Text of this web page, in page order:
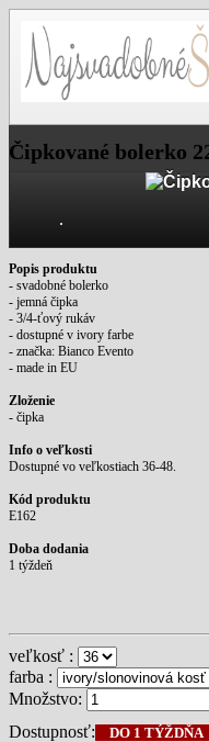
Čipkované bolerko
Popis produktu
- svadobné bolerko
- jemná čipka
- 3/4-ťový rukáv
- dostupné v ivory farbe
- značka: Bianco Evento
- made in EU
Zloženie
- čipka
Info o veľkosti
Dostupné vo veľkostiach 36-48.
Kód produktu
E162
Doba dodania
1 týždeň
veľkosť :
farba :
Množstvo:
Dostupnosť:
DO 1 TÝŽDŇA